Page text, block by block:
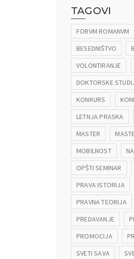
TAGOVI
FORVM ROMANVM
BESEDNIŠTVO
VOLONTIRANJE
DOKTORSKE
KONKURS
LETNJA PRASKA
MASTER
MOBILNOST
OPŠTI SEMINAR
PRAVA ISTORIJA
PRAVNA TEORIJA
PREDAVANJE
PROMOCIJA
SVETI SAVA